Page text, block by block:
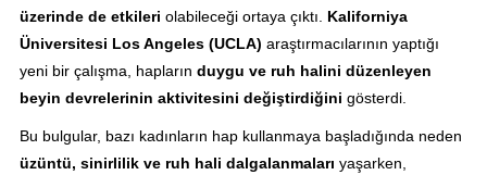
üzerinde de etkileri olabileceği ortaya çıktı. Kaliforniya
Üniversitesi Los Angeles (UCLA) araştırmacılarının yaptığı
yeni bir çalışma, hapların duygu ve ruh halini düzenleyen
beyin devrelerinin aktivitesini değiştirdiğini gösterdi.
Bu bulgular, bazı kadınların hap kullanmaya başladığında neden
üzüntü, sinirlilik ve ruh hali dalgalanmaları yaşarken,